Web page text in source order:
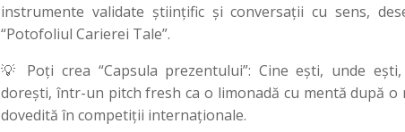
instrumente validate științific și conversații cu sens,
“Potofoliul Carierei Tale”.
💡 Poți crea “Capsula prezentului”: Cine ești, unde
dorești, într-un pitch fresh ca o limonadă cu mentă după o
dovedită în competiții internaționale.